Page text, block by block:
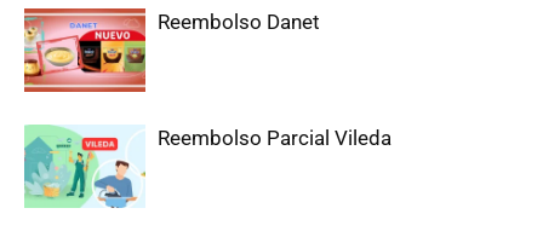
Reembolso Danet
Reembolso Parcial Vileda